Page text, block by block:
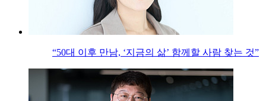
“50대 이후 만남, ‘지금의 삶’ 함께할 사람 찾는 것”